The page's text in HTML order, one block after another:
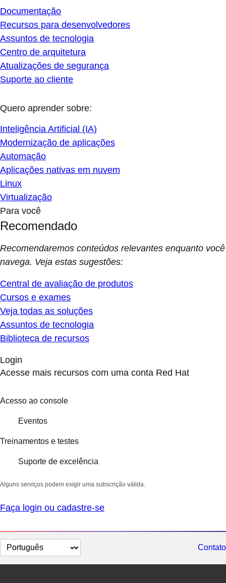
Documentação
Recursos para desenvolvedores
Assuntos de tecnologia
Centro de arquitetura
Atualizações de segurança
Suporte ao cliente
Quero aprender sobre:
Inteligência Artificial (IA)
Modernização de aplicações
Automação
Aplicações nativas em nuvem
Linux
Virtualização
Para você
Recomendado
Recomendaremos conteúdos relevantes enquanto você
navega. Veja estas sugestões:
Central de avaliação de produtos
Cursos e exames
Veja todas as soluções
Assuntos de tecnologia
Biblioteca de recursos
Login
Acesse mais recursos com uma conta Red Hat
Acesso ao console
Eventos
Treinamentos e testes
Suporte de excelência
Alguns serviços podem exigir uma subscrição válida.
Faça login ou cadastre-se
Selecionar
idioma
Contato